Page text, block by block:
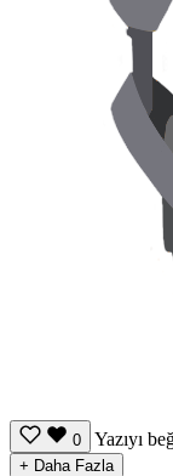
0 Yazıyı
+ Daha Fazla